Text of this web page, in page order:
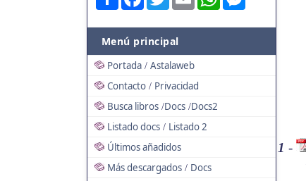
Menú principal
Portada / Astalaweb
Contacto / Privacidad
Busca libros /Docs /Docs2
Listado docs / Listado 2
Últimos añadidos
Más descargados / Docs
1 -